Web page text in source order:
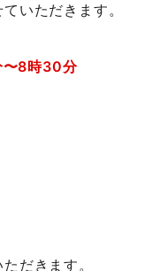
いただきます。
〜8時30分
だきます。